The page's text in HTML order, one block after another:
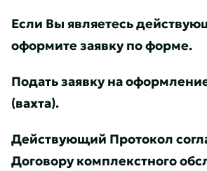
Если Вы являетесь
оформите заявку по форме.
Подать заявку на
(вахта).
Действующий Протокол
Договору комплекстного